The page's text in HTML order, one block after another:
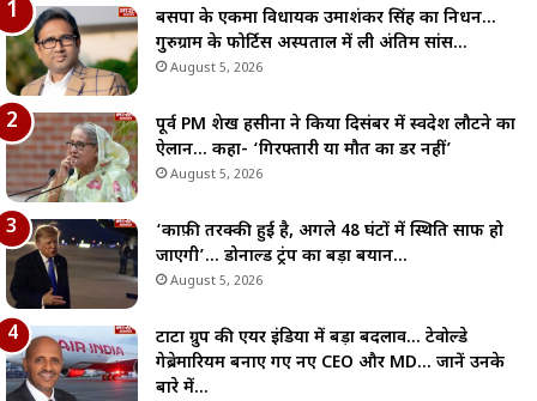
बसपा के एकमात्र विधायक उमाशंकर सिंह का निधन…
गुरुग्राम के फोर्टिस अस्पताल में ली अंतिम सांस…
August 5, 2026
पूर्व PM शेख हसीना ने किया दिसंबर में स्वदेश लौटने का
ऐलान… कहा- ‘गिरफ्तारी या मौत का डर नहीं’
August 5, 2026
‘काफ़ी तरक्की हुई है, अगले 48 घंटों में स्थिति साफ हो
जाएगी’… डोनाल्ड ट्रंप का बड़ा बयान…
August 5, 2026
टाटा ग्रुप की एयर इंडिया में बड़ा बदलाव… टेवोल्डे
गेब्रेमारियम बनाए गए नए CEO और MD… जानें उनके
बारे में…